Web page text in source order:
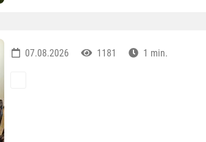
07.08.2026 1181 1 min.